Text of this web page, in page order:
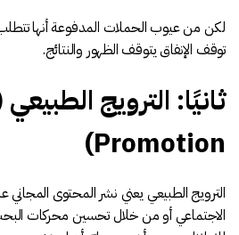
لكن من عيوب الحملات المدفوعة أنها
توقف الإنفاق يتوقف الظهور والنتائج.
Promotion)
الترويج الطبيعي يعني نشر المحتوى